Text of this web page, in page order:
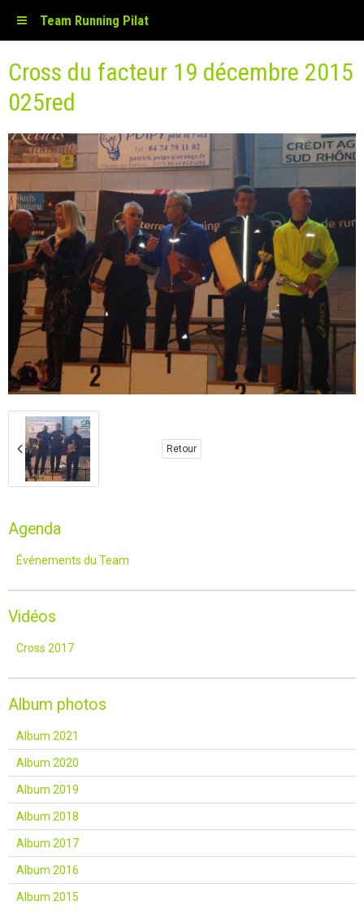
Team Running Pilat
Cross du facteur 19 décembre 2015
025red
Retour
Agenda
Événements du Team
Vidéos
Cross 2017
Album photos
Album 2021
Album 2020
Album 2019
Album 2018
Album 2017
Album 2016
Album 2015